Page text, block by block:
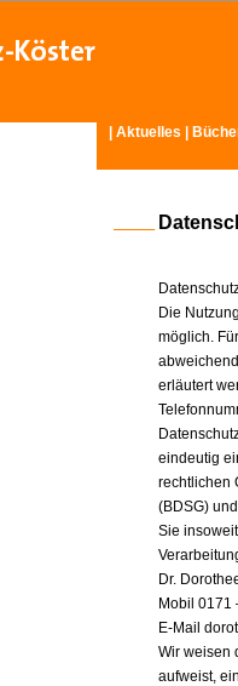
Aktuelles
Die
möglich.
erläutert
eindeutig
rechtlichen
(BDSG)
Sie
Dr.
Mobil 0171
E-Mail
Wir weisen
aufweist,